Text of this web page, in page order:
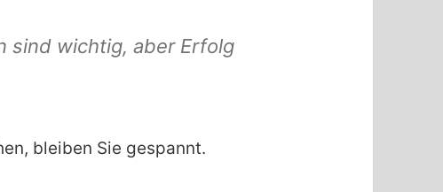
sind wichtig, aber Erfolg
bleiben Sie gespannt.